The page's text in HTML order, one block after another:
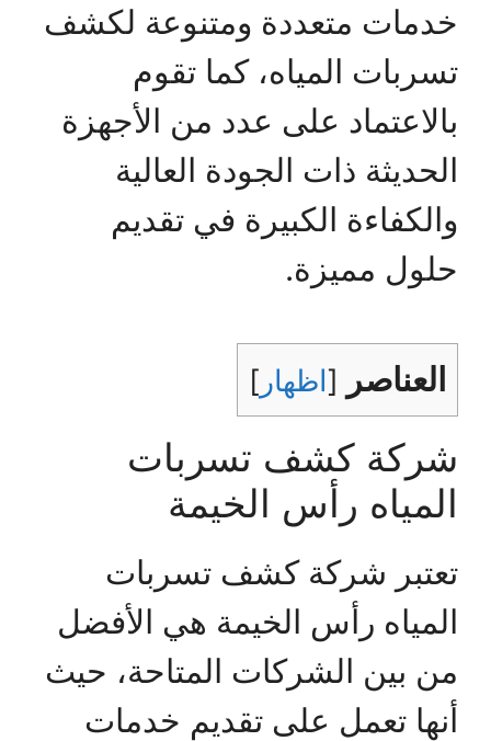
خدمات متعددة ومتنوعة لكشف
تسربات المياه، كما تقوم
بالاعتماد على عدد من الأجهزة
الحديثة ذات الجودة العالية
والكفاءة الكبيرة في تقديم
حلول مميزة.
العناصر [اظهار ]
شركة كشف تسربات
المياه رأس الخيمة
تعتبر شركة كشف تسربات
المياه رأس الخيمة هي الأفضل
من بين الشركات المتاحة، حيث
أنها تعمل على تقديم خدمات